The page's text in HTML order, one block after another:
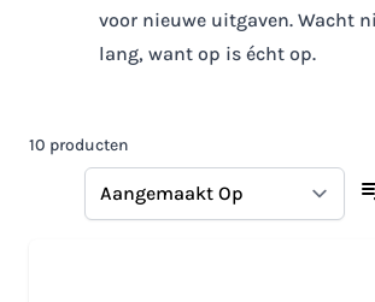
voor nieuwe uitgaven. Wacht
lang, want op is écht op.
10 producten